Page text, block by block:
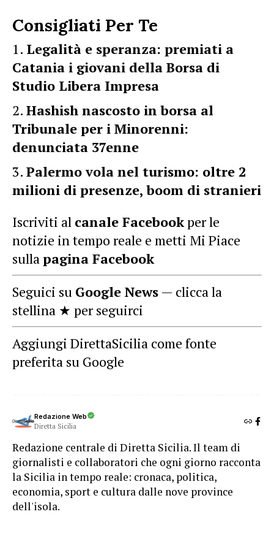
Consigliati Per Te
Legalità e speranza: premiati a
Catania i giovani della Borsa di
Studio Libera Impresa
Hashish nascosto in borsa al
Tribunale per i Minorenni:
denunciata 37enne
Palermo vola nel turismo: oltre 2
milioni di presenze, boom di stranieri
Iscriviti al canale Facebookper le
notizie in tempo reale e metti Mi Piace
sullapagina Facebook
Seguici su Google News — clicca la
stellina ★ per seguirci
Aggiungi DirettaSicilia come fonte
preferita su Google
Redazione Web
Diretta Sicilia
Redazione centrale di Diretta Sicilia. Il team di
giornalisti e collaboratori che ogni giorno racconta
la Sicilia in tempo reale: cronaca, politica,
economia, sport e cultura dalle nove province
dell'isola.